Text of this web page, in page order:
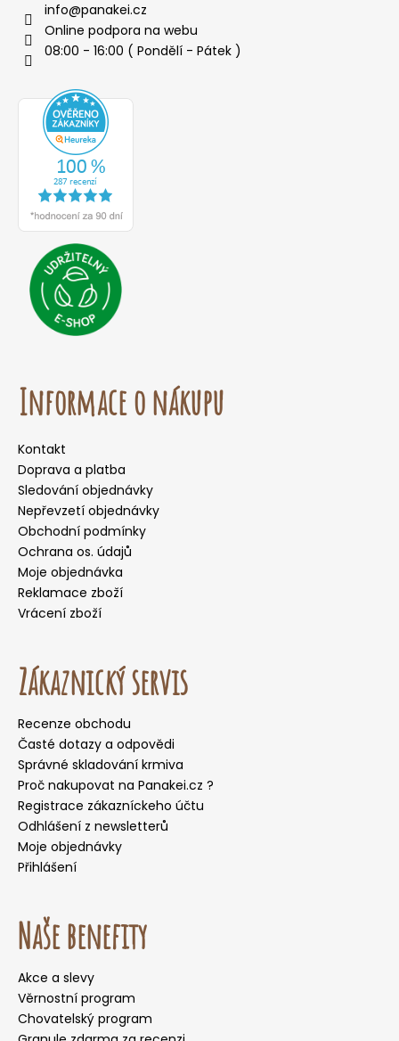
e info@panakei.cz
Online podpora na webu
08:00 - 16:00 ( Pondělí - Pátek )
Informace o nákupu
Kontakt
Doprava a platba
Sledování objednávky
Nepřevzetí objednávky
Obchodní podmínky
Ochrana os. údajů
Moje objednávka
Reklamace zboží
Vrácení zboží
Zákaznický servis
Recenze obchodu
Časté dotazy a odpovědi
Správné skladování krmiva
Proč nakupovat na Panakei.cz ?
Registrace zákazníckeho účtu
Odhlášení z newsletterů
Moje objednávky
Přihlášení
Naše benefity
Akce a slevy
Věrnostní program
Chovatelský program